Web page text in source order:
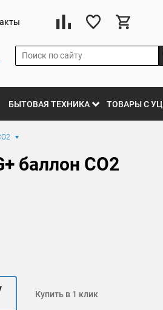
БЫТОВАЯ ТЕХНИКА ТОВАРЫ С
баллон СО2
Купить в 1 клик